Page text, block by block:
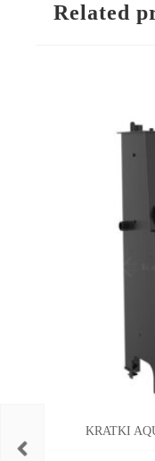
Related
KRATKI